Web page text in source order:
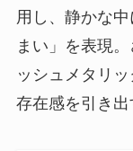
用し、静かな
まい」を表現
ッシュメタリ
存在感を引き出